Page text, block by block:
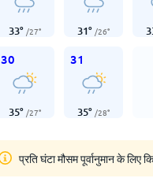
33° /27° 31° /26°
30
35° /27°
31
35° /28°
प्रति घंटा मौसम पूर्वानुमान के लिए